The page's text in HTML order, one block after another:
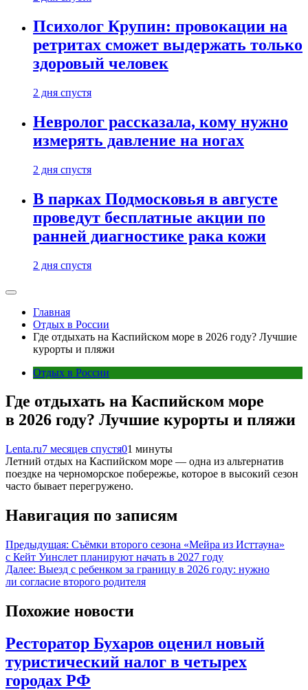
Психолог Крупин: провокации на
ретритах сможет выдержать только
здоровый человек
2 дня спустя
Невролог рассказала, кому нужно
измерять давление на ногах
2 дня спустя
В парках Подмосковья в августе
проведут бесплатные акции по
ранней диагностике рака кожи
2 дня спустя
Главная
Отдых в России
Где отдыхать на Каспийском море в 2026 году? Лучшие
курорты и пляжи
Отдых в России
Где отдыхать на Каспийском море
в 2026 году? Лучшие курорты и пляжи
Lenta.ru7 месяцев спустя01 минуты
Летний отдых на Каспийском море — одна из альтернатив
поездке на черноморское побережье, которое в высокий сезон
часто бывает перегружено.
Навигация по записям
Предыдущая: Съёмки второго сезона «Мейра из Исттауна»
с Кейт Уинслет планируют начать в 2027 году
Далее: Выезд с ребенком за границу в 2026 году: нужно
ли согласие второго родителя
Похожие новости
Ресторатор Бухаров оценил новый
туристический налог в четырех
городах РФ